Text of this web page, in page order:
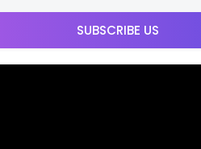
SUBSCRIBE US